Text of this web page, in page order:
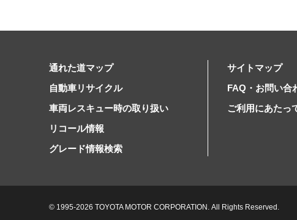
通れた道マップ
自動車リサイクル
車両レスキュー時の取り扱い
リコール情報
グレード情報検索
サイトマップ
FAQ・お問い合
ご利用にあたっ
© 1995-2026 TOYOTA MOTOR CORPORATION. All Rights Reserved.